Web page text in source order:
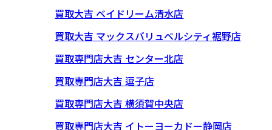
買取大吉 ベイドリーム清水店
買取大吉 マックスバリュベルシティ裾野店
買取専門店大吉 センター北店
買取専門店大吉 逗子店
買取専門店大吉 横須賀中央店
買取専門店大吉 イトーヨーカドー静岡店